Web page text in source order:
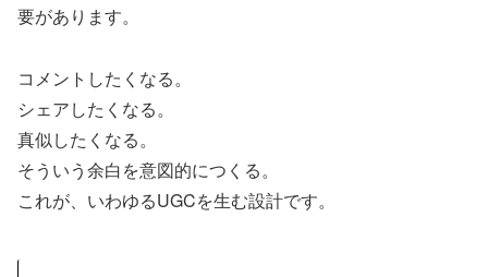
要があります。
コメントしたくなる。
シェアしたくなる。
真似したくなる。
そういう余白を意図的につくる。
これが、いわゆるUGCを生む設計です。